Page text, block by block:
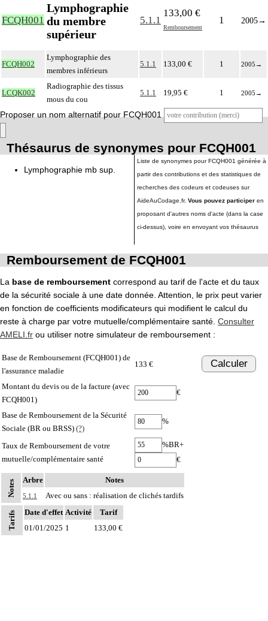
FCQH001
Lymphographie
du membre
supérieur
5.1.1
133,00 €
Remboursement
1 2005→
FCQH002
Lymphographie des
membres inférieurs
5.1.1 133,00 € 1 2005 →
LCQK002
Radiographie des tissus
mous du cou
5.1.1 19,95 € 1 2005 →
Proposer un nom alternatif pour FCQH001
Thésaurus de synonymes pour FCQH001
Lymphographie mb sup.
Liste de synonymes pour FCQH001 générée à
partir des contributions et des statistiques de
recherches des codeurs et codeuses sur
AideAuCodage.fr. Vous pouvez participer en
proposant d'autres noms d'acte (dans la case
ci-dessus), voire en envoyant vos thésaurus
Remboursement de FCQH001
La base de remboursement correspond au tarif de l'acte et du taux
de la sécurité sociale à une date donnée. Attention, le prix peut varier
en fonction de coefficients modificateurs qui modifient le calcul du
reste à charge par votre mutuelle/complémentaire santé. Consulter
AMELI.fr ou utiliser notre simulateur de remboursement :
Base de Remboursement (FCQH001) de
l'assurance maladie
133 € Calculer
Montant du devis ou de la facture (avec
FCQH001)
€
Base de Remboursement de la Sécurité
Sociale (BR ou BRSS) (?)
%
Taux de Remboursement de votre
mutuelle/complémentaire santé
%BR+
€
Notes Arbre Notes
5.1.1 Avec ou sans : réalisation de clichés tardifs
Tarifs Date d'effet Activité
Tarif
01/01/2025 1 133,00 €